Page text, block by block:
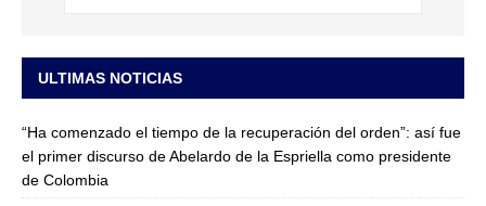
ULTIMAS NOTICIAS
“Ha comenzado el tiempo de la recuperación del orden”: así fue
el primer discurso de Abelardo de la Espriella como presidente
de Colombia